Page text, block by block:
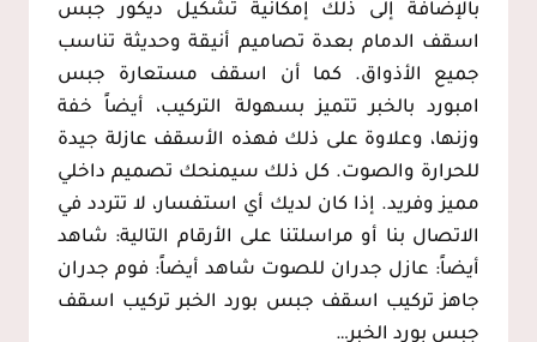
بالإضافة إلى ذلك إمكانية تشكيل ديكور جبس
اسقف الدمام بعدة تصاميم أنيقة وحديثة تناسب
جميع الأذواق. كما أن اسقف مستعارة جبس
امبورد بالخبر تتميز بسهولة التركيب، أيضاً خفة
وزنها، وعلاوة على ذلك فهذه الأسقف عازلة جيدة
للحرارة والصوت. كل ذلك سيمنحك تصميم داخلي
مميز وفريد. إذا كان لديك أي استفسار، لا تتردد في
الاتصال بنا أو مراسلتنا على الأرقام التالية: شاهد
أيضاً: عازل جدران للصوت شاهد أيضاً: فوم جدران
جاهز تركيب اسقف جبس بورد الخبر تركيب اسقف
جبس بورد الخبر…